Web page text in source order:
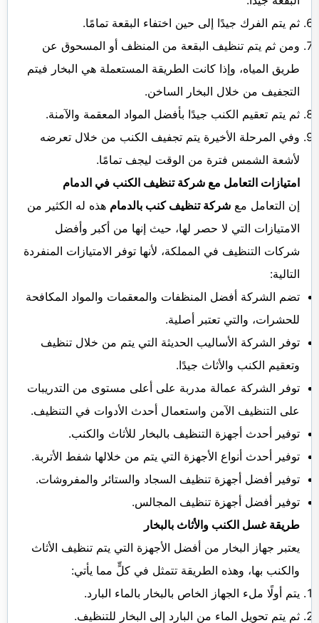
ثم يتم الفرك جيدًا إلى حين اختفاء البقعة تمامًا.
ومن ثم يتم تنظيف البقعة من المنظف أو المسحوق عن
طريق المياه، وإذا كانت الطريقة المستعملة هي البخار فيتم
التجفيف من خلال البخار الساخن.
ثم يتم تعقيم الكنب جيدًا بأفضل المواد المعقمة والآمنة.
وفي المرحلة الأخيرة يتم تجفيف الكنب من خلال تعرضه
لأشعة الشمس فترة من الوقت ليجف تمامًا.
امتيازات التعامل مع شركة تنظيف الكنب في الدمام
إن التعامل مع شركة تنظيف كنب بالدمام هذه له الكثير من
الامتيازات التي لا حصر لها، حيث إنها من أكبر وأفضل
شركات التنظيف في المملكة، لأنها توفر الامتيازات المنفردة
التالية:
تضم الشركة أفضل المنظفات والمعقمات والمواد المكافحة
للحشرات، والتي تعتبر أصلية.
توفر الشركة الأساليب الحديثة التي يتم من خلال تنظيف
وتعقيم الكنب والأثاث جيدًا.
توفر الشركة عمالة مدربة على أعلى مستوى من التدريبات
على التنظيف الآمن واستعمال أحدث الأدوات في التنظيف.
توفير أحدث أجهزة التنظيف بالبخار للأثاث والكنب.
توفير أحدث أنواع الأجهزة التي يتم من خلالها شفط الأتربة.
توفير أفضل أجهزة تنظيف السجاد والستائر والمفروشات.
توفير أفضل أجهزة تنظيف المجالس.
طريقة غسل الكنب والأثاث بالبخار
يعتبر جهاز البخار من أفضل الأجهزة التي يتم تنظيف الأثاث
والكنب بها، وهذه الطريقة تتمثل في كلٍّ مما يأتي:
يتم أولًا ملء الجهاز الخاص بالبخار بالماء البارد.
ثم يتم تحويل الماء من البارد إلى البخار للتنظيف.